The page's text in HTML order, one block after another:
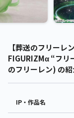
【葬送のフリーレ
FIGURIZMα “フリ
のフリーレン) の
IP・作品名